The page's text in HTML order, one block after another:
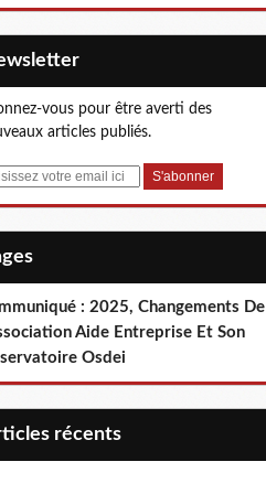
vous pour être averti des
articles publiés.
: 2025, Changements De
Aide Entreprise Et Son
Osdei
récents